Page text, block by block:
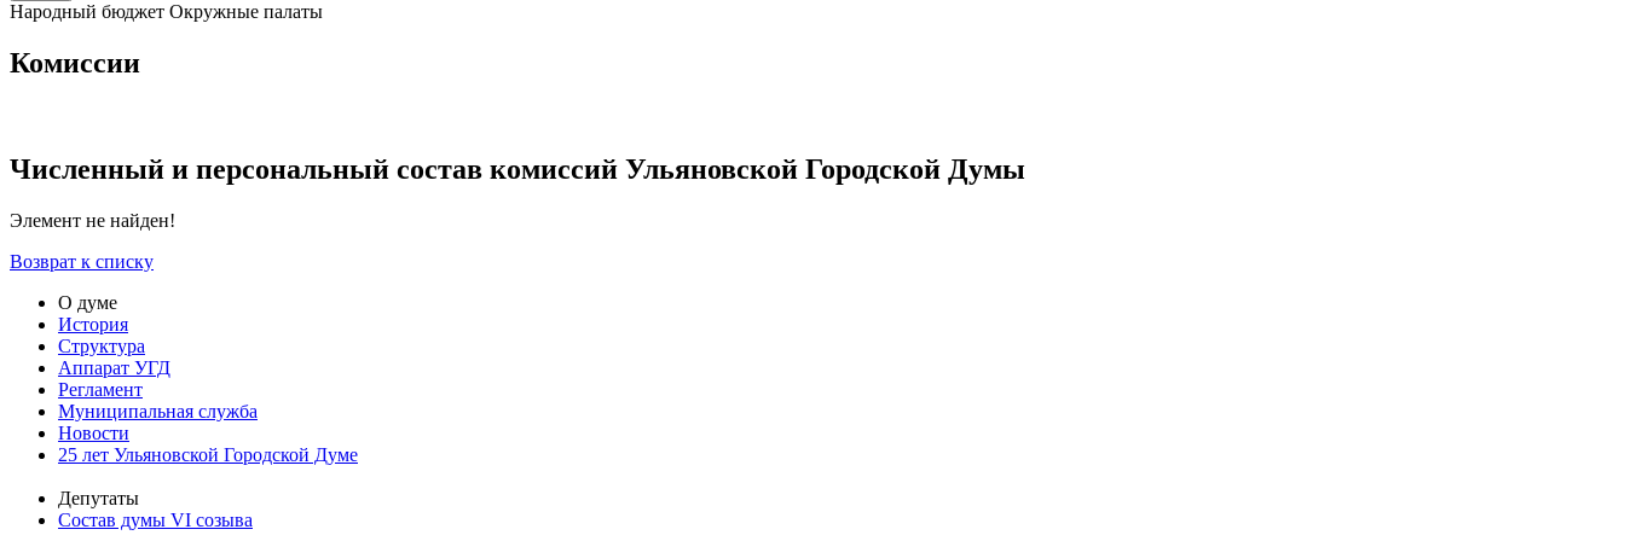
Народный бюджет Окружные палаты
Комиссии
Численный и персональный состав комиссий Ульяновской Городской Думы
Элемент не найден!
Возврат к списку
О думе
История
Структура
Аппарат УГД
Регламент
Муниципальная служба
Новости
25 лет Ульяновской Городской Думе
Депутаты
Состав думы VI созыва